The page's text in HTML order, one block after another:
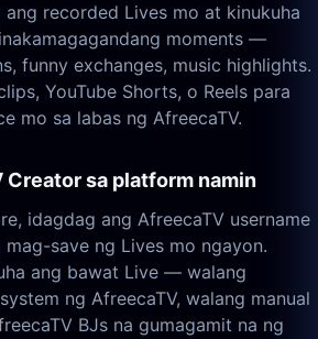
ang recorded Lives mo at kinukuha
moments —
funny exchanges, music highlights.
YouTube Shorts, o Reels para
mo sa labas ng AfreecaTV.
Creator sa platform namin
idagdag ang AfreecaTV username
save ng Lives mo ngayon.
ang bawat Live — walang
ng AfreecaTV, walang manual
BJs na gumagamit na ng